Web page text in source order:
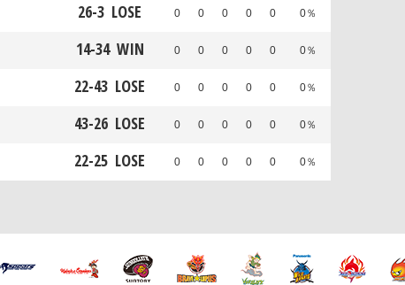
26-3 LOSE 0 0 0 0 0 0％
14-34 WIN 0 0 0 0 0 0％
22-43 LOSE 0 0 0 0 0 0％
43-26 LOSE 0 0 0 0 0 0％
22-25 LOSE 0 0 0 0 0 0％